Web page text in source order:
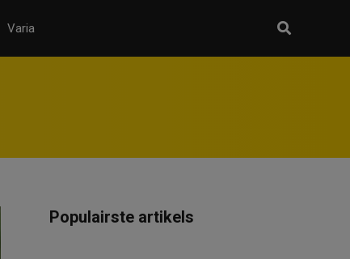
Varia
Populairste artikels